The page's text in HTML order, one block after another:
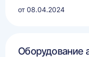
от 08.04.2024
Оборудование